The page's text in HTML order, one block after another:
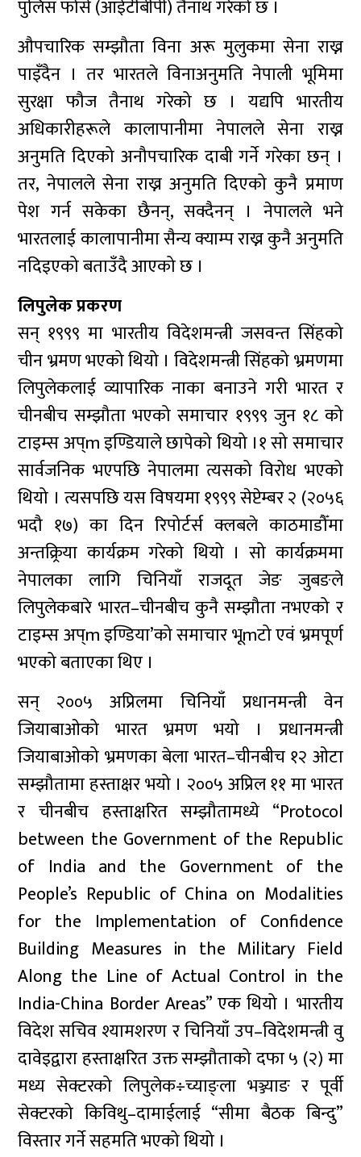
पुलिस फोर्स (आईटीबीपी) तैनाथ गरेको छ ।
औपचारिक सम्झौता विना अरू मुलुकमा सेना राख्न
पाइँदैन । तर भारतले विनाअनुमति नेपाली भूमिमा
सुरक्षा फौज तैनाथ गरेको छ । यद्यपि भारतीय
अधिकारीहरूले कालापानीमा नेपालले सेना राख्न
अनुमति दिएको अनौपचारिक दाबी गर्ने गरेका छन् ।
तर, नेपालले सेना राख्न अनुमति दिएको कुनै प्रमाण
पेश गर्न सकेका छैनन्, सक्दैनन् । नेपालले भने
भारतलाई कालापानीमा सैन्य क्याम्प राख्न कुनै अनुमति
नदिइएको बताउँदै आएको छ ।
लिपुलेक प्रकरण
सन् १९९९ मा भारतीय विदेशमन्त्री जसवन्त सिंहको
चीन भ्रमण भएको थियो । विदेशमन्त्री सिंहको भ्रमणमा
लिपुलेकलाई व्यापारिक नाका बनाउने गरी भारत र
चीनबीच सम्झौता भएको समाचार १९९९ जुन १८ को
टाइम्स अप्m इण्डियाले छापेको थियो ।१ सो समाचार
सार्वजनिक भएपछि नेपालमा त्यसको विरोध भएको
थियो । त्यसपछि यस विषयमा १९९९ सेप्टेम्बर २ (२०५६
भदौ १७) का दिन रिपोर्टर्स क्लबले काठमाडौँमा
अन्तक्र्रिया कार्यक्रम गरेको थियो । सो कार्यक्रममा
नेपालका लागि चिनियाँ राजदूत जेङ जुबङले
लिपुलेकबारे भारत–चीनबीच कुनै सम्झौता नभएको र
टाइम्स अप्m इण्डिया’को समाचार भूmटो एवं भ्रमपूर्ण
भएको बताएका थिए ।
सन् २००५ अप्रिलमा चिनियाँ प्रधानमन्त्री वेन
जियाबाओको भारत भ्रमण भयो । प्रधानमन्त्री
जियाबाओको भ्रमणका बेला भारत–चीनबीच १२ ओटा
सम्झौतामा हस्ताक्षर भयो । २००५ अप्रिल ११ मा भारत
र चीनबीच हस्ताक्षरित सम्झौतामध्ये “Protocol
between the Government of the Republic
of India and the Government of the
People’s Republic of China on Modalities
for the Implementation of Confidence
Building Measures in the Military Field
Along the Line of Actual Control in the
India-China Border Areas” एक थियो । भारतीय
विदेश सचिव श्यामशरण र चिनियाँ उप–विदेशमन्त्री वु
दावेइद्वारा हस्ताक्षरित उक्त सम्झौताको दफा ५ (२) मा
मध्य सेक्टरको लिपुलेक÷च्याङ्ला भञ्ज्याङ र पूर्वी
सेक्टरको किविथु–दामाईलाई “सीमा बैठक बिन्दु”
विस्तार गर्ने सहमति भएको थियो ।